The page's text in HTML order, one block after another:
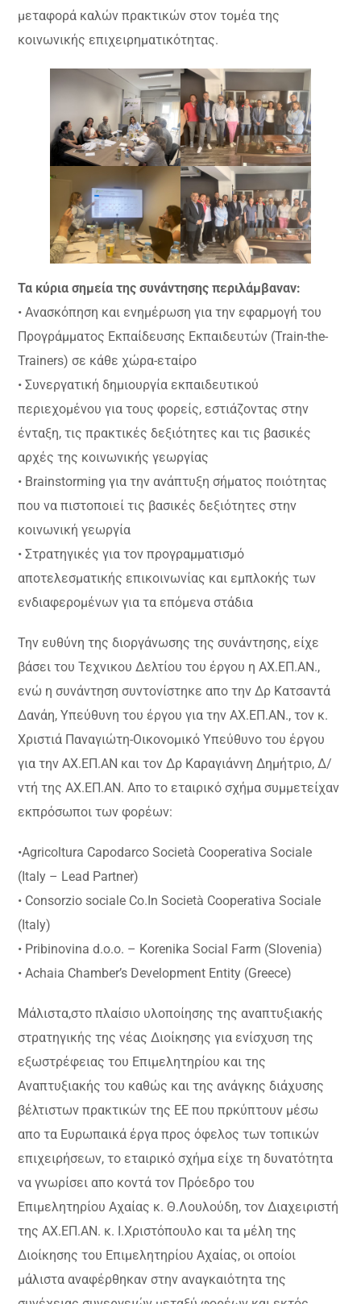
μεταφορά καλών πρακτικών στον τομέα της
κοινωνικής επιχειρηματικότητας.
Τα κύρια σημεία της συνάντησης περιλάμβαναν:
• Ανασκόπηση και ενημέρωση για την εφαρμογή του
Προγράμματος Εκπαίδευσης Εκπαιδευτών (Train-the-
Trainers) σε κάθε χώρα-εταίρο
• Συνεργατική δημιουργία εκπαιδευτικού
περιεχομένου για τους φορείς, εστιάζοντας στην
ένταξη, τις πρακτικές δεξιότητες και τις βασικές
αρχές της κοινωνικής γεωργίας
• Brainstorming για την ανάπτυξη σήματος ποιότητας
που να πιστοποιεί τις βασικές δεξιότητες στην
κοινωνική γεωργία
• Στρατηγικές για τον προγραμματισμό
αποτελεσματικής επικοινωνίας και εμπλοκής των
ενδιαφερομένων για τα επόμενα στάδια
Την ευθύνη της διοργάνωσης της συνάντησης, είχε
βάσει του Τεχνικου Δελτίου του έργου η ΑΧ.ΕΠ.ΑΝ.,
ενώ η συνάντηση συντονίστηκε απο την Δρ Κατσαντά
Δανάη, Υπεύθυνη του έργου για την ΑΧ.ΕΠ.ΑΝ., τον κ.
Χριστιά Παναγιώτη-Οικονομικό Υπεύθυνο του έργου
για την ΑΧ.ΕΠ.ΑΝ και τον Δρ Καραγιάννη Δημήτριο, Δ/
ντή της ΑΧ.ΕΠ.ΑΝ. Απο το εταιρικό σχήμα συμμετείχαν
εκπρόσωποι των φορέων:
•Agricoltura Capodarco Società Cooperativa Sociale
(Italy – Lead Partner)
• Consorzio sociale Co.In Società Cooperativa Sociale
(Italy)
• Pribinovina d.o.o. – Korenika Social Farm (Slovenia)
• Achaia Chamber’s Development Entity (Greece)
Μάλιστα,στο πλαίσιο υλοποίησης της αναπτυξιακής
στρατηγικής της νέας Διοίκησης για ενίσχυση της
εξωστρέφειας του Επιμελητηρίου και της
Αναπτυξιακής του καθώς και της ανάγκης διάχυσης
βέλτιστων πρακτικών της ΕΕ που πρκύπτουν μέσω
απο τα Ευρωπαικά έργα προς όφελος των τοπικών
επιχειρήσεων, το εταιρικό σχήμα είχε τη δυνατότητα
να γνωρίσει απο κοντά τον Πρόεδρο του
Επιμελητηρίου Αχαίας κ. Θ.Λουλούδη, τον Διαχειριστή
της ΑΧ.ΕΠ.ΑΝ. κ. Ι.Χριστόπουλο και τα μέλη της
Διοίκησης του Επιμελητηρίου Αχαίας, οι οποίοι
μάλιστα αναφέρθηκαν στην αναγκαιότητα της